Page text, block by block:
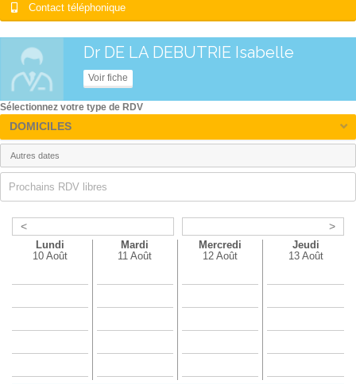
Contact téléphonique
Dr DE LA DEBUTRIE Isabelle
Voir fiche
< >
Lundi
10 Août
Mardi
11 Août
Mercredi
12 Août
Jeudi
13 Août
Sélectionnez votre type de RDV
DOMICILES
Prochains RDV libres